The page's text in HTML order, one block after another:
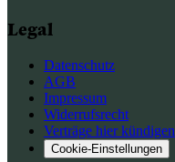
Legal
Datenschutz
AGB
Impressum
Widerrufsrecht
Verträge hier kündigen
Cookie-Einstellungen